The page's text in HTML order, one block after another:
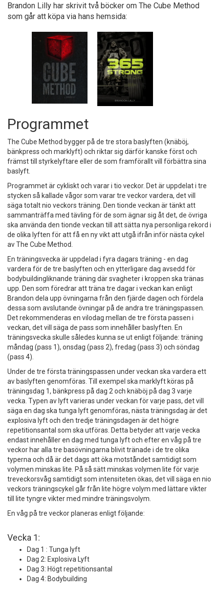
Brandon Lilly har skrivit två böcker om The Cube Method
som går att köpa via hans hemsida:
Programmet
The Cube Method bygger på de tre stora baslyften (knäböj,
bänkpress och marklyft) och riktar sig därför kanske först och
främst till styrkelyftare eller de som framförallt vill förbättra sina
baslyft.
Programmet är cykliskt och varar i tio veckor. Det är uppdelat i tre
stycken så kallade vågor som varar tre veckor vardera, det vill
säga totalt nio veckors träning. Den tionde veckan är tänkt att
sammanträffa med tävling för de som ägnar sig åt det, de övriga
ska använda den tionde veckan till att sätta nya personliga rekord i
de olika lyften för att få en ny vikt att utgå ifrån inför nästa cykel
av The Cube Method.
En träningsvecka är uppdelad i fyra dagars träning - en dag
vardera för de tre baslyften och en ytterligare dag avsedd för
bodybuildingliknande träning där svagheter i kroppen ska tränas
upp. Den som föredrar att träna tre dagar i veckan kan enligt
Brandon dela upp övningarna från den fjärde dagen och fördela
dessa som avslutande övningar på de andra tre träningspassen.
Det rekommenderas en vilodag mellan de tre första passen i
veckan, det vill säga de pass som innehåller baslyften. En
träningsvecka skulle således kunna se ut enligt följande: träning
måndag (pass 1), onsdag (pass 2), fredag (pass 3) och söndag
(pass 4).
Under de tre första träningspassen under veckan ska vardera ett
av baslyften genomföras. Till exempel ska marklyft köras på
träningsdag 1, bänkpress på dag 2 och knäböj på dag 3 varje
vecka. Typen av lyft varieras under veckan för varje pass, det vill
säga en dag ska tunga lyft genomföras, nästa träningsdag är det
explosiva lyft och den tredje träningsdagen är det högre
repetitionsantal som ska utföras. Detta betyder att varje vecka
endast innehåller en dag med tunga lyft och efter en våg på tre
veckor har alla tre basövningarna blivit tränade i de tre olika
typerna och då är det dags att öka motståndet samtidigt som
volymen minskas lite. På så sätt minskas volymen lite för varje
treveckorsvåg samtidigt som intensiteten ökas, det vill säga en nio
veckors träningscykel går från lite högre volym med lättare vikter
till lite tyngre vikter med mindre träningsvolym.
En våg på tre veckor planeras enligt följande:
Vecka 1:
Dag 1 : Tunga lyft
Dag 2: Explosiva Lyft
Dag 3: Högt repetitionsantal
Dag 4: Bodybuilding